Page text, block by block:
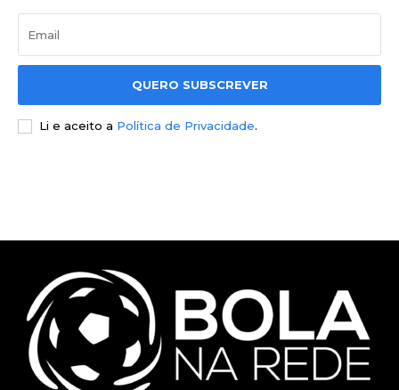
QUERO SUBSCREVER
Li e aceito a Política de Privacidade.